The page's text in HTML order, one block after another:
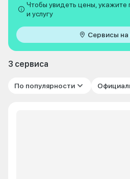
Чтобы увидеть цены, укажите
и услугу
Сервисы на
3 сервиса
По популярности